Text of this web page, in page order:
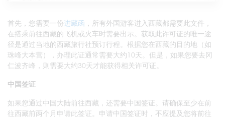
首先，您需要一份进藏函 ，所有外国游客进入西藏都需要此文件，
在搭乘前往西藏的飞机或火车时需要出示。获取此许可证的唯一途
径是通过当地的西藏旅行社预订行程。根据您在西藏的目的地（如
珠峰大本营），办理此证通常需要大约10天。但是，如果您要去冈
仁波齐峰，则需要大约30天才能获得相关许可证。
中国签证
如果您通过中国大陆前往西藏，还需要中国签证。请确保至少在前
往西藏前两个月申请此签证。申请中国签证时，不应提及您将前往